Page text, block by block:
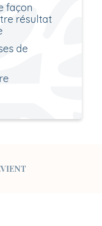
façon
résultat
de